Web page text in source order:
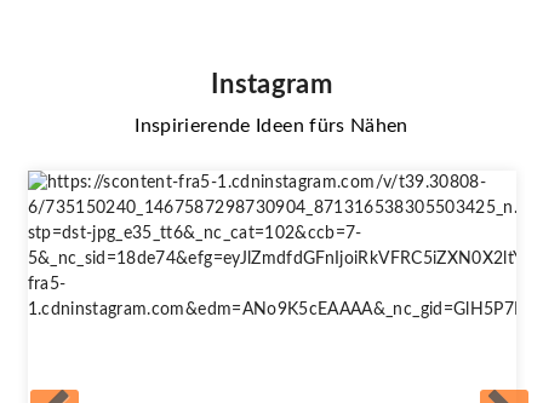
Instagram
Inspirierende Ideen fürs Nähen